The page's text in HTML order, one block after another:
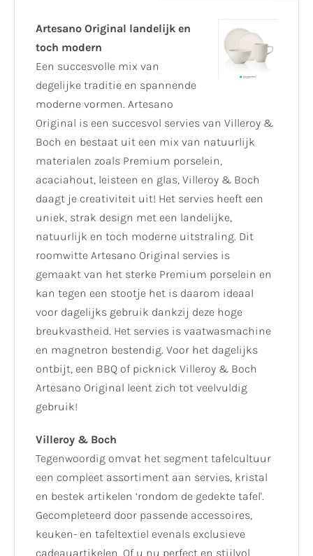
Artesano Original landelijk en
toch modern
Een succesvolle mix van
degelijke traditie en spannende
moderne vormen. Artesano
Original is een succesvol servies van Villeroy &
Boch en bestaat uit een mix van natuurlijk
materialen zoals Premium porselein,
acaciahout, leisteen en glas, Villeroy & Boch
daagt je creativiteit uit! Het servies heeft een
uniek, strak design met een landelijke,
natuurlijk en toch moderne uitstraling. Dit
roomwitte Artesano Original servies is
gemaakt van het sterke Premium porselein en
kan tegen een stootje het is daarom ideaal
voor dagelijks gebruik dankzij deze hoge
breukvastheid. Het servies is vaatwasmachine
en magnetron bestendig. Voor het dagelijks
ontbijt, een BBQ of picknick Villeroy & Boch
Artesano Original leent zich tot veelvuldig
gebruik!
Villeroy & Boch
Tegenwoordig omvat het segment tafelcultuur
een compleet assortiment aan servies, kristal
en bestek artikelen ‘rondom de gedekte tafel'.
Gecompleteerd door passende accessoires,
keuken- en tafeltextiel evenals exclusieve
cadeauartikelen. Of u nu perfect en stijlvol